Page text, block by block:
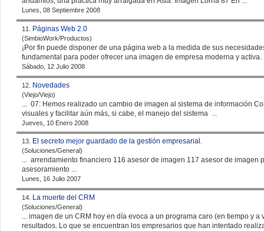
Lunes, 08 Septiembre 2008
11. Páginas Web 2.0
(SimbioWork/Productos)
¡Por fin puede disponer de una página web a la medida de sus necesidades! Hoy en día disponer de una página
fundamental para poder ofrecer una imagen
Sábado, 12 Julio 2008
12. Novedades
(Viejo/Viejo)
... 07: Hemos realizado un cambio de imagen al sistema de información
Jueves, 10 Enero 2008
13. El secreto mejor guardado de la gestión empresarial.
(Soluciones/General)
... arrendamiento financiero 116 asesor de imagen 117 asesor de imagen
asesoramiento ...
Lunes, 16 Julio 2007
14. La muerte del CRM
(Soluciones/General)
... imagen de un CRM hoy en día evoca a un programa caro (en tiempo y
resultados. Lo que se encuentran los empresarios que han intentado